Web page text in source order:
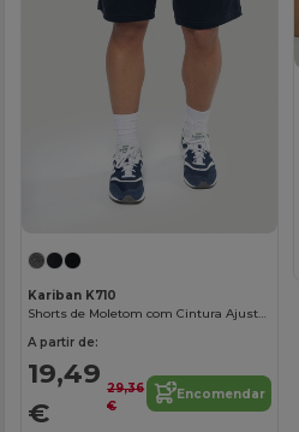
Kariban K710
Shorts de Moletom com Cintura Ajustável
A partir de:
19,49
€
29,36
€
Encomendar